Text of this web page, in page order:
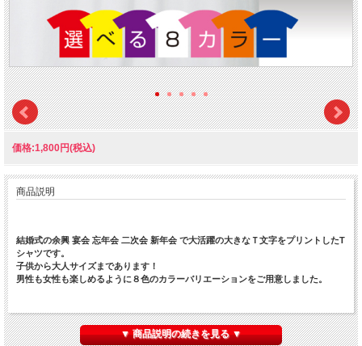
価格:1,800円(税込)
商品説明
結婚式の余興 宴会 忘年会 二次会 新年会 で大活躍の大きなＴ文字をプリントしたT
シャツです。
子供から大人サイズまであります！
男性も女性も楽しめるように８色のカラーバリエーションをご用意しました。
▼ 商品説明の続きを見る ▼